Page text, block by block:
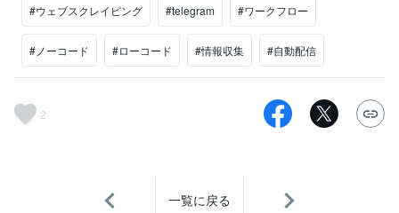
#ウェブスクレイピング #telegram #ワークフロー
#ノーコード #ローコード #情報収集 #自動配信
2
一覧に戻る